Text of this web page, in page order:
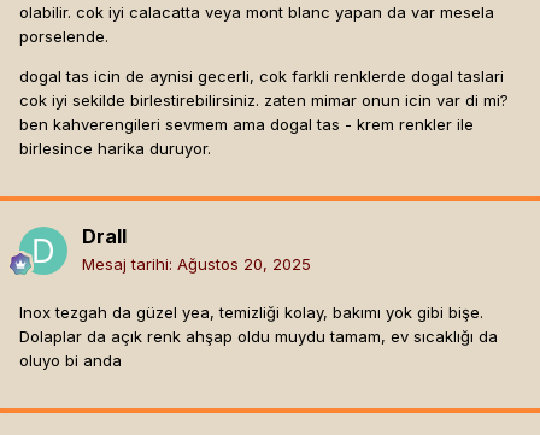
olabilir. cok iyi calacatta veya mont blanc yapan da var mesela
porselende.
dogal tas icin de aynisi gecerli, cok farkli renklerde dogal taslari
cok iyi sekilde birlestirebilirsiniz. zaten mimar onun icin var di mi?
ben kahverengileri sevmem ama dogal tas - krem renkler ile
birlesince harika duruyor.
Drall
Mesaj tarihi: Ağustos 20, 2025
Inox tezgah da güzel yea, temizliği kolay, bakımı yok gibi bişe.
Dolaplar da açık renk ahşap oldu muydu tamam, ev sıcaklığı da
oluyo bi anda